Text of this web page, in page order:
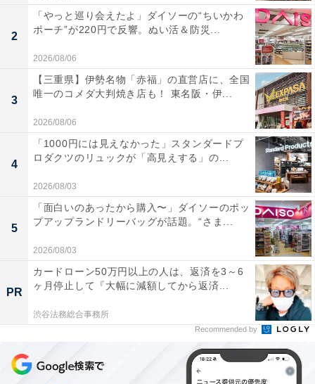
2
「やっと巡り会えたよ」ダイソーの“ちいかわ
ポーチ”が220円で反響。ぬい活＆防災...
2026/08/06
3
【三重県】伊勢名物「赤福」の直営店に、全国
唯一のコメダ大判焼き店も！ 東名阪・伊...
2026/08/06
4
「1000円には見えなかった」スタンダードプ
ロダクツのリュックが「高見えする」の...
2026/08/03
5
「面白いのあったから購入〜」ダイソーのポッ
プアップランドリーバッグが話題。“さま...
2026/08/03
PR
カードローン50万円以上の人は、返済を3～6
ヶ月停止して『大幅に減額してから返済...
渋谷法務総合事務所
Recommended by